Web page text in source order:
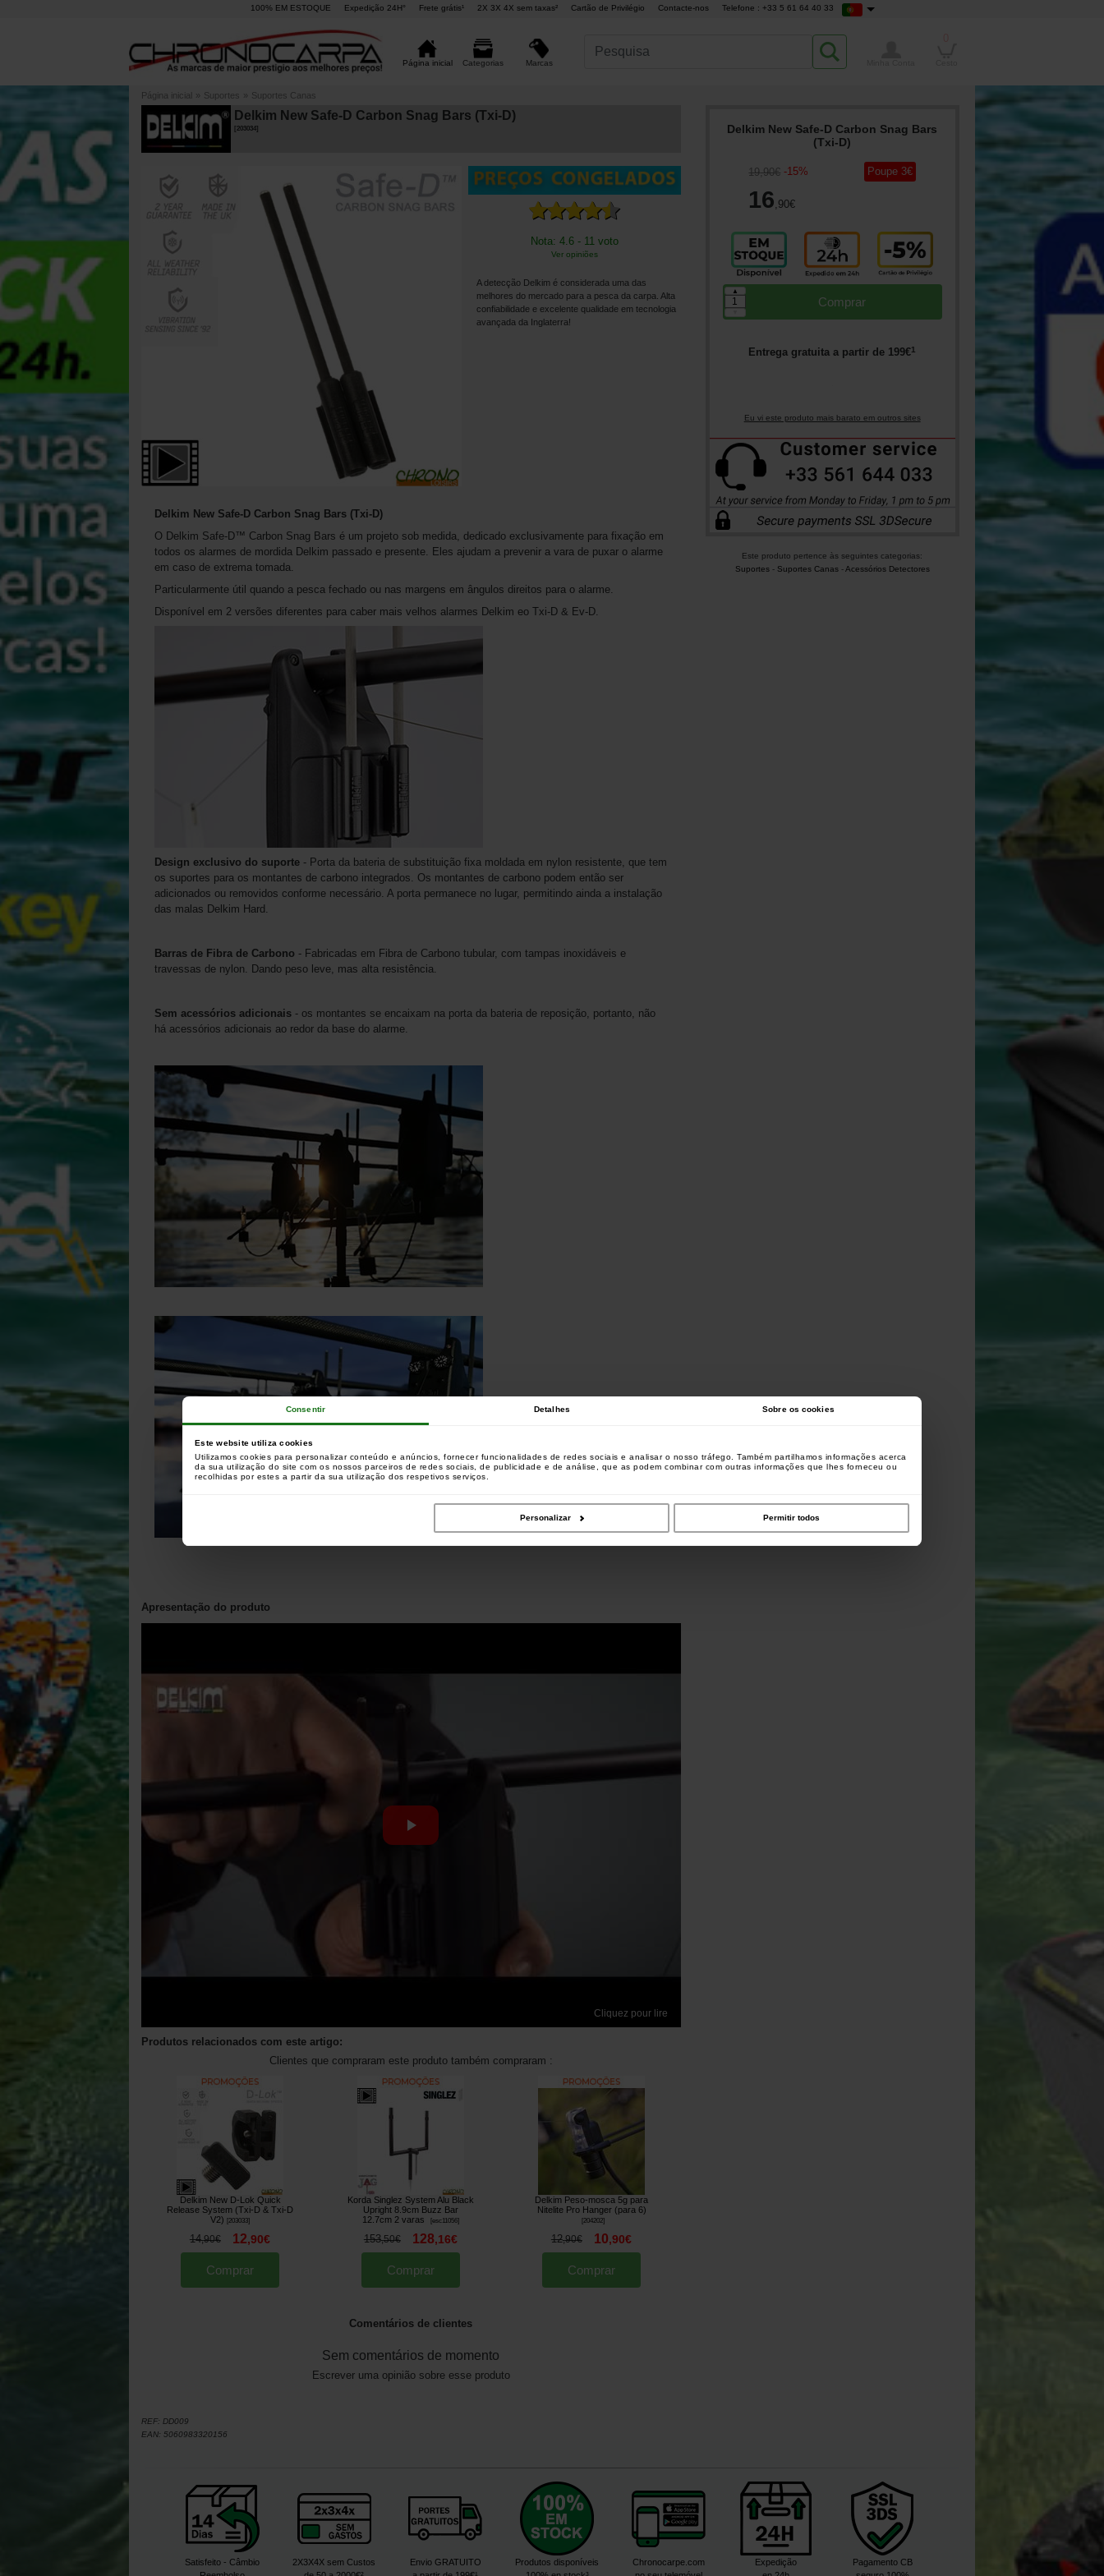
Consentir Detalhes Sobre os cookies
Este website utiliza cookies
Utilizamos cookies para personalizar conteúdo e anúncios, fornecer funcionalidades de redes sociais e analisar o nosso tráfego. Também partilhamos informações acerca
da sua utilização do site com os nossos parceiros de redes sociais, de publicidade e de análise, que as podem combinar com outras informações que lhes forneceu ou
recolhidas por estes a partir da sua utilização dos respetivos serviços.
Personalizar Permitir todos
100% EM ESTOQUE Expedição 24H° Frete grátis¹ 2X 3X 4X sem taxas² Cartão de Privilégio Contacte-nos Telefone : +33 5 61 64 40 33
Página inicial Categorias Marcas
Página inicial » Suportes » Suportes Canas
Delkim New Safe-D Carbon Snag Bars (Txi-D)
203034 ]
Nota: 4.6 - 11 voto
Ver opiniões
A detecção Delkim é considerada uma das
melhores do mercado para a pesca da carpa. Alta
confiabilidade e excelente qualidade em tecnologia
avançada da Inglaterra!
Delkim New Safe-D Carbon Snag Bars
(Txi-D)
19,90€ -15%
16,90€
Poupe 3€
Comprar
▲
Entrega gratuita a partir de 199€1
Eu vi este produto mais barato em outros sites
Este produto pertence às seguintes categorias:
Suportes- Suportes Canas-Acessórios Detectores
Delkim New Safe-D Carbon Snag Bars (Txi-D)
O Delkim Safe-D™ Carbon Snag Bars é um projeto sob medida, dedicado exclusivamente para fixação em
todos os alarmes de mordida Delkim passado e presente. Eles ajudam a prevenir a vara de puxar o alarme
em caso de extrema tomada.
Particularmente útil quando a pesca fechado ou nas margens em ângulos direitos para o alarme.
Disponível em 2 versões diferentes para caber mais velhos alarmes Delkim eo Txi-D & Ev-D.
Design exclusivo do suporte - Porta da bateria de substituição fixa moldada em nylon resistente, que tem
os suportes para os montantes de carbono integrados. Os montantes de carbono podem então ser
adicionados ou removidos conforme necessário. A porta permanece no lugar, permitindo ainda a instalação
das malas Delkim Hard.
Barras de Fibra de Carbono - Fabricadas em Fibra de Carbono tubular, com tampas inoxidáveis ​​e
travessas de nylon. Dando peso leve, mas alta resistência.
Sem acessórios adicionais - os montantes se encaixam na porta da bateria de reposição, portanto, não
há acessórios adicionais ao redor da base do alarme.
Apresentação do produto
Cliquez pour lire
Produtos relacionados com este artigo:
Clientes que compraram este produto também compraram :
Delkim New D-Lok Quick
Release System (Txi-D & Txi-D
V2)
[203033]
14,90€ 12,90€
Comprar
Korda Singlez System Alu Black
Upright 8.9cm Buzz Bar
12.7cm 2 varas
esc11056]
153,50€ 128,16€
Comprar
Delkim Peso-mosca 5g para
Nitelite Pro Hanger (para 6)
204202]
12,90€ 10,90€
Comprar
Comentários de clientes
Sem comentários de momento
Escrever uma opinião sobre esse produto
REF: DD009
EAN: 5060983320156
Satisfeito - Câmbio
2X3X4X sem Custos
Envio GRATUITO
Produtos disponíveis
Chronocarpe.com
Expedição
Pagamento CB